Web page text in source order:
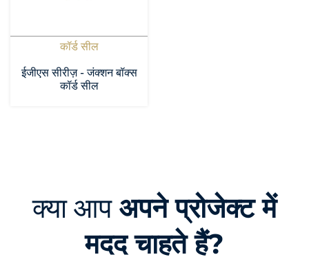
कॉर्ड सील
ईजीएस सीरीज़ - जंक्शन बॉक्स
कॉर्ड सील
क्या आप अपने प्रोजेक्ट में
मदद चाहते हैं?